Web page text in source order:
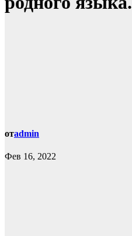
отadmin
Фев 16, 2022